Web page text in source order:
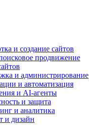
и создание сайтов
продвижение
и администрирование
и автоматизация
и AI-агенты
и защита
и аналитика
и дизайн